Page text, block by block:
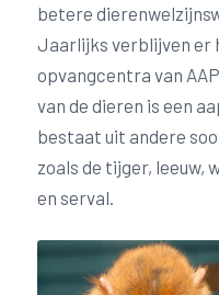
betere
Jaarlijks verblijven er
opvangcentra van
van de dieren is een
bestaat uit andere
zoals de tijger, leeuw,
en serval.